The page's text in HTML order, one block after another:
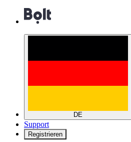
DE
Support
Registrieren